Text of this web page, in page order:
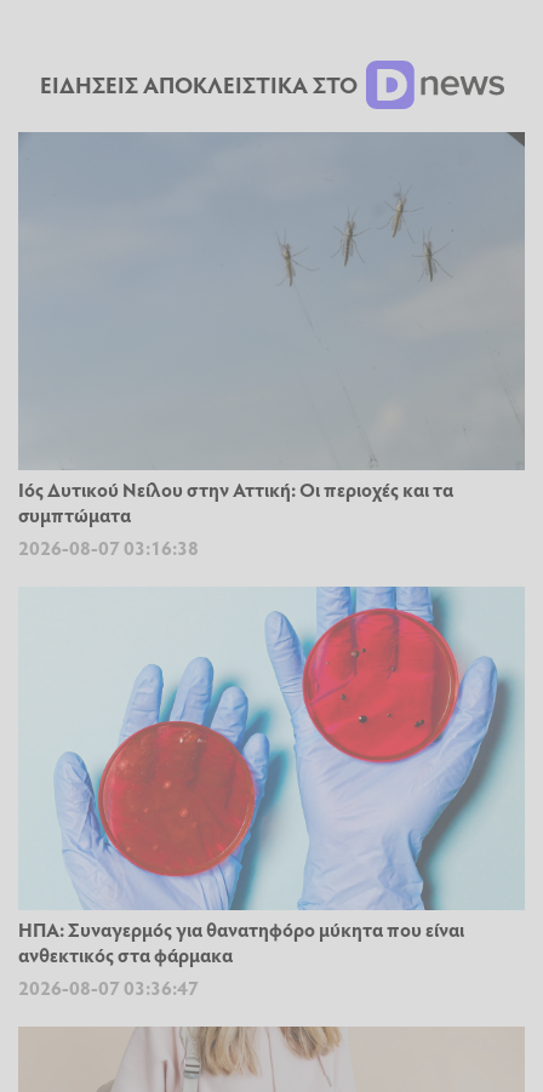
ΕΙΔΗΣΕΙΣ ΑΠΟΚΛΕΙΣΤΙΚΑ ΣΤΟ
Ιός Δυτικού Νείλου στην Αττική: Οι περιοχές και τα
συμπτώματα
2026-08-07 03:16:38
ΗΠΑ: Συναγερμός για θανατηφόρο μύκητα που είναι
ανθεκτικός στα φάρμακα
2026-08-07 03:36:47